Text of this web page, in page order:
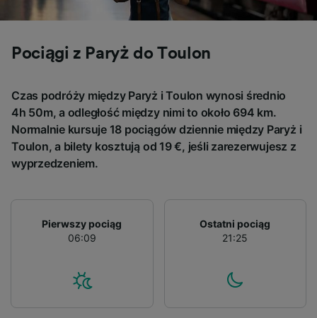
Pociągi z Paryż do Toulon
Czas podróży między Paryż i Toulon wynosi średnio
4h 50m, a odległość między nimi to około 694 km.
Normalnie kursuje 18 pociągów dziennie między Paryż i
Toulon, a bilety kosztują od 19 €, jeśli zarezerwujesz z
wyprzedzeniem.
Pierwszy pociąg
06:09
Ostatni pociąg
21:25
Use precise geolocation data. Actively scan
and/or access information on a device.
Personalised advertising and content,
List of Partners